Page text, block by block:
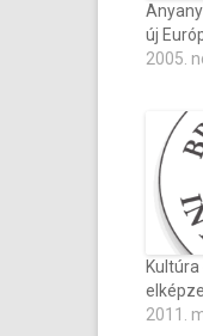
új
2005.
2011.